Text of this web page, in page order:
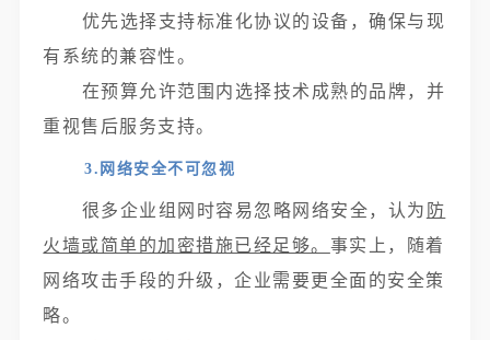
优先选择支持标准化协议的设备，确保与现
有系统的兼容性。
在预算允许范围内选择技术成熟的品牌，并
重视售后服务支持。
3.网络安全不可忽视
很多企业组网时容易忽略网络安全，认为 防
火墙或简单的加密措施已经足够。 事实上，随着
网络攻击手段的升级，企业需要更全面的安全策
略。